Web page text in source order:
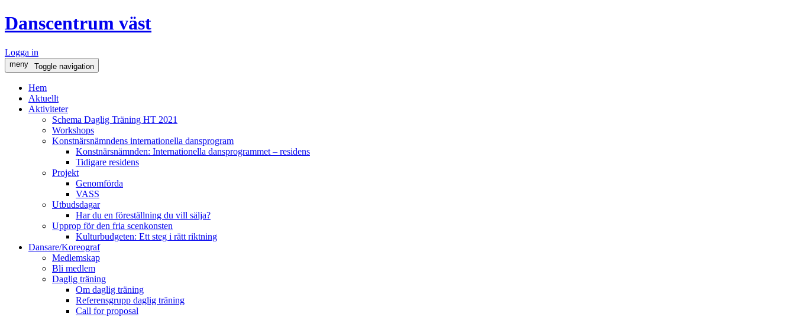
Danscentrum väst
Logga in
meny Toggle navigation
Hem
Aktuellt
Aktiviteter
Schema Daglig Träning HT 2021
Workshops
Konstnärsnämndens internationella dansprogram
Konstnärsnämnden: Internationella dansprogrammet – residens
Tidigare residens
Projekt
Genomförda
VASS
Utbudsdagar
Har du en föreställning du vill sälja?
Upprop för den fria scenkonsten
Kulturbudgeten: Ett steg i rätt riktning
Dansare/Koreograf
Medlemskap
Bli medlem
Daglig träning
Om daglig träning
Referensgrupp daglig träning
Call for proposal